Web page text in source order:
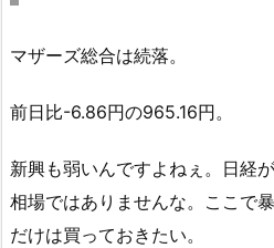
マザーズ総合は続落。
前日比-6.86円の965.16円。
新興も弱いんですよねぇ。日経
相場ではありませんな。ここで
だけは買っておきたい。